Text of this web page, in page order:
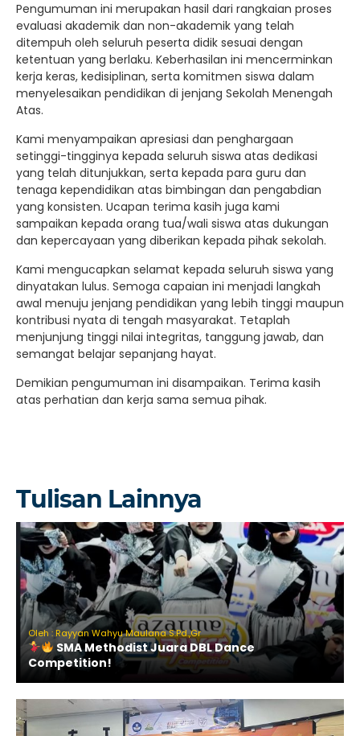
Pengumuman ini merupakan hasil dari rangkaian proses
evaluasi akademik dan non-akademik yang telah
ditempuh oleh seluruh peserta didik sesuai dengan
ketentuan yang berlaku. Keberhasilan ini mencerminkan
kerja keras, kedisiplinan, serta komitmen siswa dalam
menyelesaikan pendidikan di jenjang Sekolah Menengah
Atas.
Kami menyampaikan apresiasi dan penghargaan
setinggi-tingginya kepada seluruh siswa atas dedikasi
yang telah ditunjukkan, serta kepada para guru dan
tenaga kependidikan atas bimbingan dan pengabdian
yang konsisten. Ucapan terima kasih juga kami
sampaikan kepada orang tua/wali siswa atas dukungan
dan kepercayaan yang diberikan kepada pihak sekolah.
Kami mengucapkan selamat kepada seluruh siswa yang
dinyatakan lulus. Semoga capaian ini menjadi langkah
awal menuju jenjang pendidikan yang lebih tinggi maupun
kontribusi nyata di tengah masyarakat. Tetaplah
menjunjung tinggi nilai integritas, tanggung jawab, dan
semangat belajar sepanjang hayat.
Demikian pengumuman ini disampaikan. Terima kasih
atas perhatian dan kerja sama semua pihak.
Tulisan Lainnya
Oleh : Rayyan Wahyu Maulana S.Pd.,Gr
SMA Methodist Juara DBL Dance
Competition!